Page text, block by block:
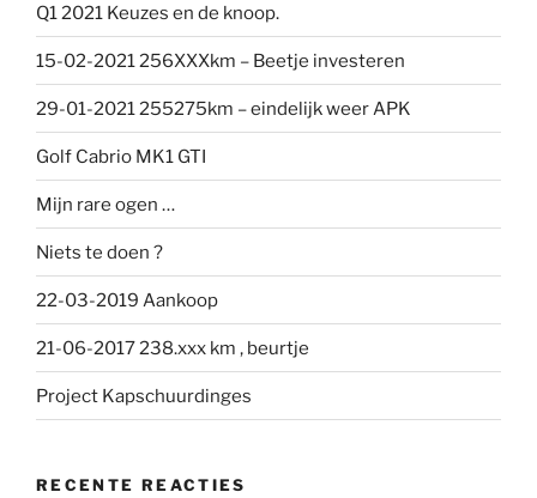
Q1 2021 Keuzes en de knoop.
15-02-2021 256XXXkm – Beetje investeren
29-01-2021 255275km – eindelijk weer APK
Golf Cabrio MK1 GTI
Mijn rare ogen …
Niets te doen ?
22-03-2019 Aankoop
21-06-2017 238.xxx km , beurtje
Project Kapschuurdinges
RECENTE REACTIES